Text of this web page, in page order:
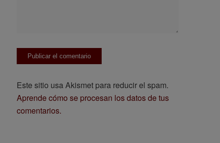
Este sitio usa Akismet para reducir el spam.
Aprende cómo se procesan los datos de tus
comentarios.